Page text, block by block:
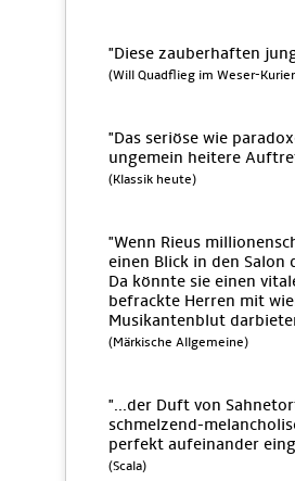
"Diese zauberhaften
(Will Quadflieg im Weser-
"Das seriöse wie
ungemein heitere
(Klassik heute)
"Wenn Rieus
einen Blick in den Salon
Da könnte sie einen
befrackte Herren mit
Musikantenblut
(Märkische Allgemeine)
"...der Duft von
schmelzend-
perfekt aufeinander
(Scala)